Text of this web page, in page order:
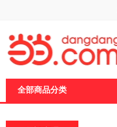
全部商品分类
页